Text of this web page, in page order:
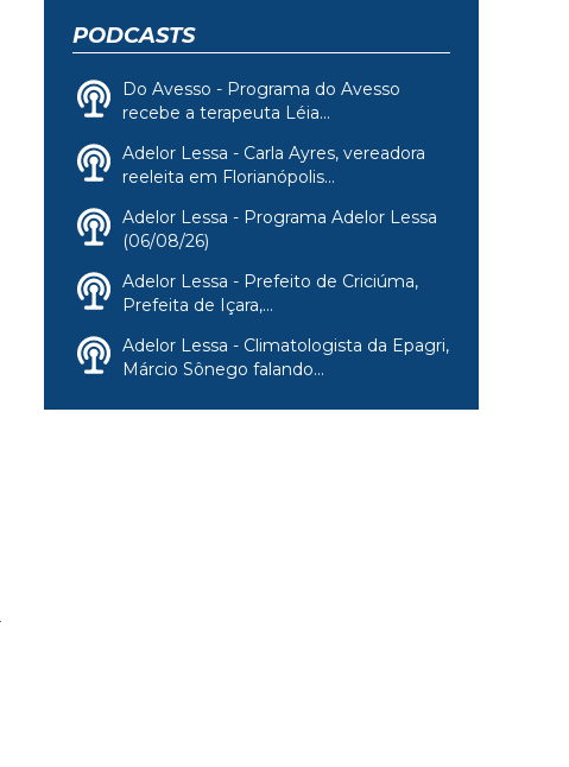
PODCASTS
Do Avesso - Programa do Avesso
recebe a terapeuta Léia...
Adelor Lessa - Carla Ayres, vereadora
reeleita em Florianópolis...
Adelor Lessa - Programa Adelor Lessa
(06/08/26)
Adelor Lessa - Prefeito de Criciúma,
Prefeita de Içara,...
Adelor Lessa - Climatologista da Epagri,
Márcio Sônego falando...